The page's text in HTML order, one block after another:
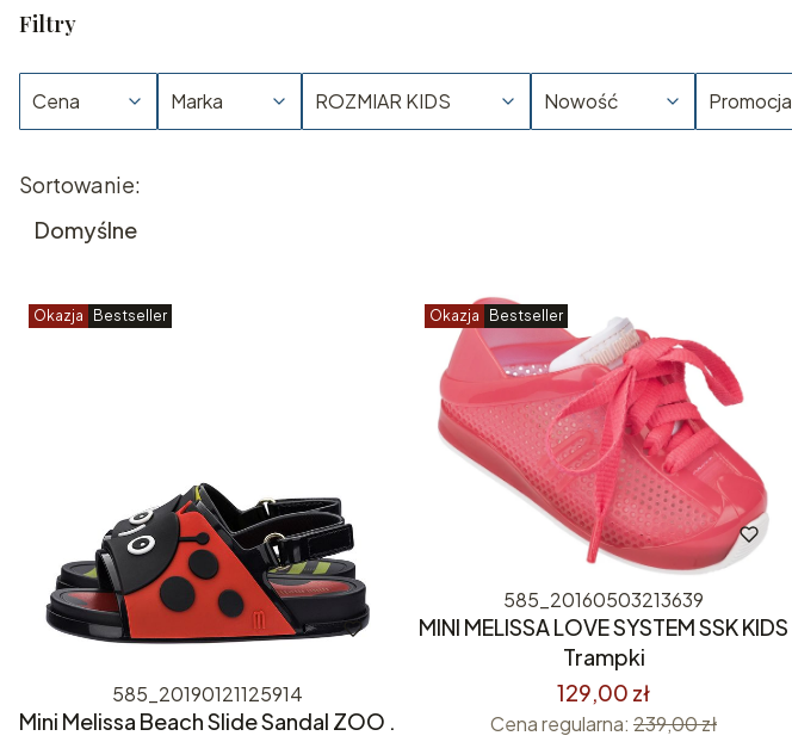
Filtry
Cena Marka ROZMIAR KIDS Nowość Promocja
Lista produktów
Sortowanie:
Domyślne
Okazja Bestseller
585_20190121125914
Mini Melissa Beach Slide Sandal ZOO .
Okazja Bestseller
585_20160503213639
MINI MELISSA LOVE SYSTEM SSK KIDS
Trampki
129,00 zł
Cena regularna: 239,00 zł